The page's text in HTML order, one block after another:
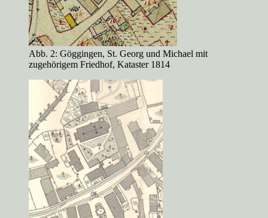
Abb. 2: Göggingen, St. Georg und Michael mit
zugehörigem Friedhof, Kataster 1814